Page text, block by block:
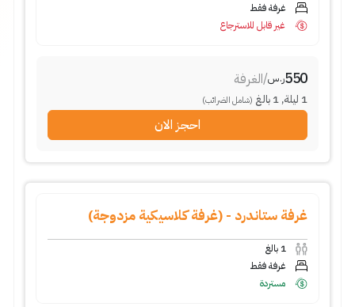
غرفة فقط
غير قابل للاسترجاع
550ر.س/الغرفة
1 ليلة,
1 بالغ (شامل الضرائب)
احجز الان
غرفة ستاندرد - (غرفة كلاسيكية مزدوجة)
1 بالغ
غرفة فقط
مستردة